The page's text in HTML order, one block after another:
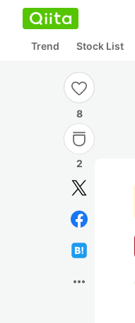
Trend Stock List
8
2
more_horiz